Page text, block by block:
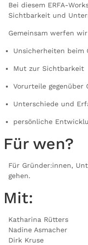
Bei diesem ERFA-
Sichtbarkeit und
Gemeinsam werfen
Unsicherheiten beim
Mut zur Sichtbarkeit
Vorurteile gegenüber
Unterschiede und
persönliche
Für wen?
Für Gründer:innen,
gehen.
Mit:
Katharina Rütters
Nadine Asmacher
Dirk Kruse